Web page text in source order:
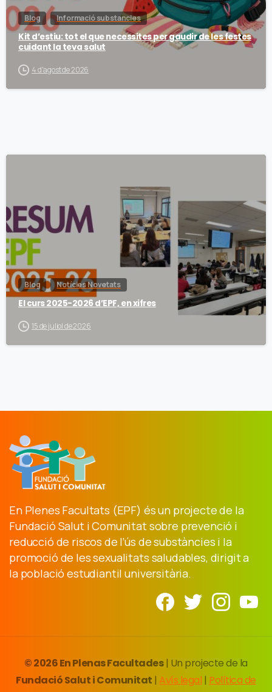
Blog Informació substancies
Kit d’estiu: tot el que necessites per gaudir de les festes
cuidant la teva salut
4 d'agost de 2026
Blog Notícies Novetats
El curs 2025-2026 d’EPF, en xifres
15 de juliol de 2026
En Plenes Facultats (EPF) és un projecte de la
Fundació Salut i Comunitat sobre prevenció i
reducció de riscos de l’ús de substàncies i la
promoció de les sexualitats saludables, dirigit a
la població estudiantil universitària.
© 2026 En Plenas Facultades| Un projecte de la
Fundació Salut i Comunitat | Avís legal | Política de